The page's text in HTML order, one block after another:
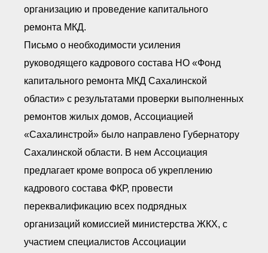
организацию и проведение капитального
ремонта МКД.
Письмо о необходимости усиления
руководящего кадрового состава НО «Фонд
капитального ремонта МКД Сахалинской
области» с результатами проверки выполненных
ремонтов жилых домов, Ассоциацией
«Сахалинстрой» было направлено Губернатору
Сахалинской области. В нем Ассоциация
предлагает кроме вопроса об укреплению
кадрового состава ФКР, провести
переквалификацию всех подрядных
организаций комиссией министерства ЖКХ, с
участием специалистов Ассоциации